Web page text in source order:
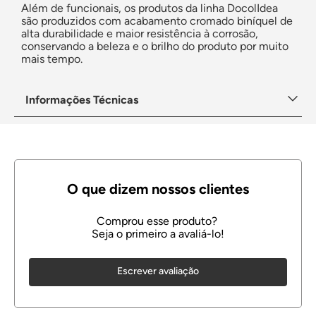
Além de funcionais, os produtos da linha DocolIdea
são produzidos com acabamento cromado biníquel de
alta durabilidade e maior resistência à corrosão,
conservando a beleza e o brilho do produto por muito
mais tempo.
Informações Técnicas
Escrever avaliação